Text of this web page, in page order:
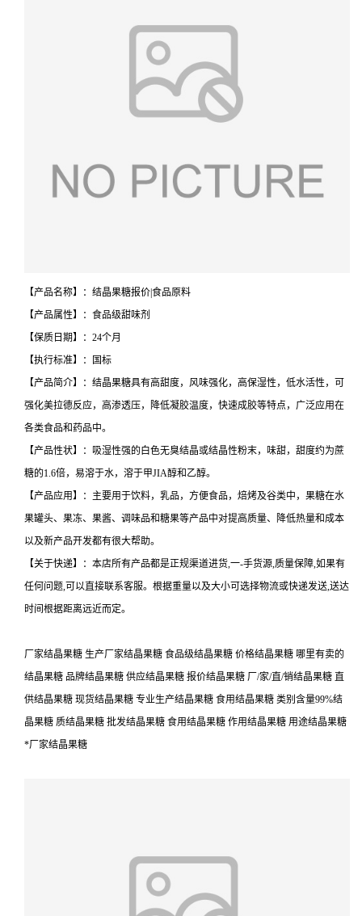
【产品名称】：结晶果糖报价|食品原料
【产品属性】：食品级甜味剂
【保质日期】：24个月
【执行标准】：国标
【产品简介】：结晶果糖具有高甜度，风味强化，高保湿性，低水活性，可
强化美拉德反应，高渗透压，降低凝胶温度，快速成胶等特点，广泛应用在
各类食品和药品中。
【产品性状】：吸湿性强的白色无臭结晶或结晶性粉末，味甜，甜度约为蔗
糖的1.6倍，易溶于水，溶于甲JIA醇和乙醇。
【产品应用】：主要用于饮料，乳品，方便食品，焙烤及谷类中，果糖在水
果罐头、果冻、果酱、调味品和糖果等产品中对提高质量、降低热量和成本
以及新产品开发都有很大帮助。
【关于快递】：本店所有产品都是正规渠道进货,一-手货源,质量保障,如果有
任何问题,可以直接联系客服。根据重量以及大小可选择物流或快递发送,送达
时间根据距离远近而定。
厂家结晶果糖 生产厂家结晶果糖 食品级结晶果糖 价格结晶果糖 哪里有卖的
结晶果糖 品牌结晶果糖 供应结晶果糖 报价结晶果糖 厂/家/直/销结晶果糖 直
供结晶果糖 现货结晶果糖 专业生产结晶果糖 食用结晶果糖 类别含量99%结
晶果糖 质结晶果糖 批发结晶果糖 食用结晶果糖 作用结晶果糖 用途结晶果糖
*厂家结晶果糖